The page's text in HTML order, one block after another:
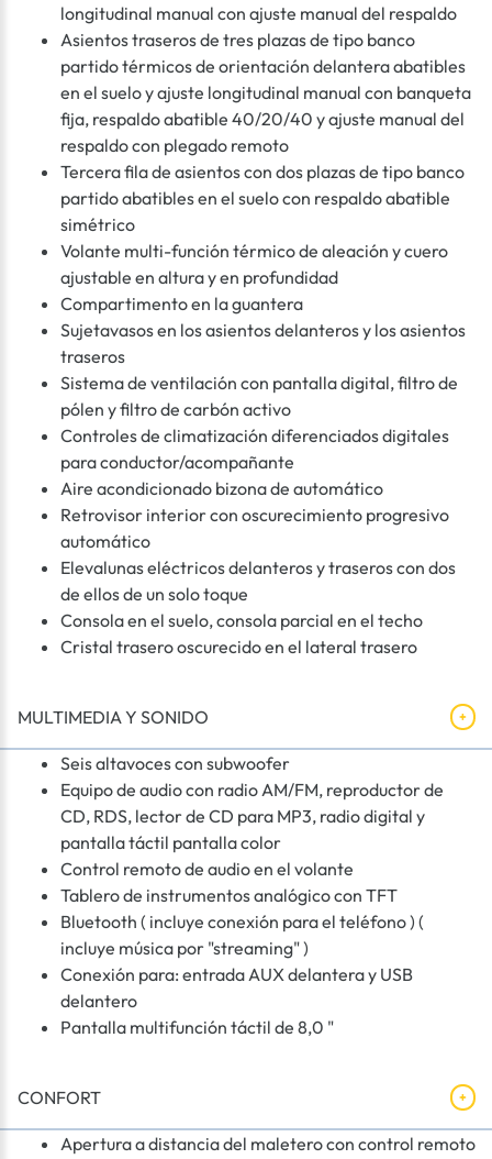
longitudinal manual con ajuste manual del respaldo
Asientos traseros de tres plazas de tipo banco
partido térmicos de orientación delantera abatibles
en el suelo y ajuste longitudinal manual con banqueta
fija, respaldo abatible 40/20/40 y ajuste manual del
respaldo con plegado remoto
Tercera fila de asientos con dos plazas de tipo banco
partido abatibles en el suelo con respaldo abatible
simétrico
Volante multi-función térmico de aleación y cuero
ajustable en altura y en profundidad
Compartimento en la guantera
Sujetavasos en los asientos delanteros y los asientos
traseros
Sistema de ventilación con pantalla digital, filtro de
pólen y filtro de carbón activo
Controles de climatización diferenciados digitales
para conductor/acompañante
Aire acondicionado bizona de automático
Retrovisor interior con oscurecimiento progresivo
automático
Elevalunas eléctricos delanteros y traseros con dos
de ellos de un solo toque
Consola en el suelo, consola parcial en el techo
Cristal trasero oscurecido en el lateral trasero
MULTIMEDIA Y SONIDO
Seis altavoces con subwoofer
Equipo de audio con radio AM/FM, reproductor de
CD, RDS, lector de CD para MP3, radio digital y
pantalla táctil pantalla color
Control remoto de audio en el volante
Tablero de instrumentos analógico con TFT
Bluetooth ( incluye conexión para el teléfono ) (
incluye música por "streaming" )
Conexión para: entrada AUX delantera y USB
delantero
Pantalla multifunción táctil de 8,0 "
CONFORT
Apertura a distancia del maletero con control remoto